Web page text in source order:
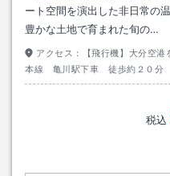
ート空間を演出した非日常の
豊かな土地で育まれた旬の…
アクセス：
【飛行機】大分空
本線 亀川駅下車 徒歩約２０分
分自動車道 別府I．Cより国道５
税込